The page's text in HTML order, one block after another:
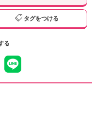
タグをつける
る